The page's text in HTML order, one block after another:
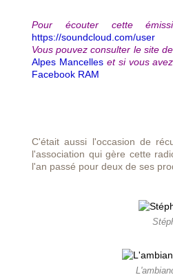
Pour écouter cette
https://soundcloud.com/user
Vous pouvez consulter le site
Alpes Mancelleset si vous
Facebook RAM
C'était aussi l'occasion de
l'association qui gère cette
l'an passé pour deux de ses